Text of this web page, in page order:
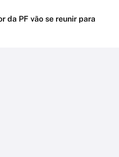
da PF vão se reunir para